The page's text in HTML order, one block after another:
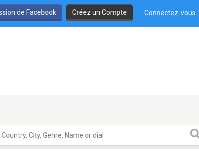
de Facebook Créez un Compte Connectez-vous